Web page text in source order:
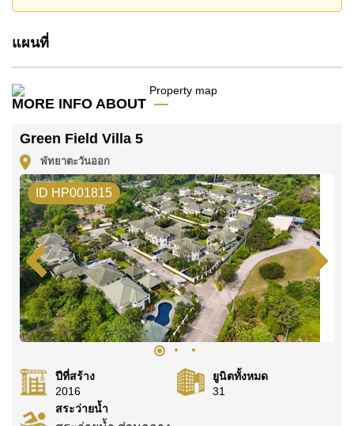
อสังหาริมทรัพย์นี้เปิดให้เช่าระยะยาวในราคา ฿ 40,000
บาทต่อเดือน
มัดจำ 2 เดือน ก่อนเข้าอยู่อาศัย
คุณ!
ติดต่อ Cornerstone Real Estate โทร +6638411250
หรือ อีเมลinfo@cornerstone.co.th
WhatsApp ของสำนักงาน:+66807945904และ LINE:
@cornerstonepattaya
แผนที่
MORE INFO ABOUT
Green Field Villa 5
พัทยาตะวันออก
ID HP001815
ปีที่สร้าง
2016
ยูนิตทั้งหมด
31
สระว่ายน้ำ